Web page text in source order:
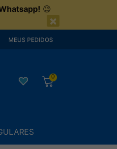
😉
×
MEUS PEDIDOS
0